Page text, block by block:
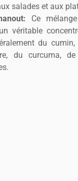
salades et aux
Ce
véritable
du
du curcuma,